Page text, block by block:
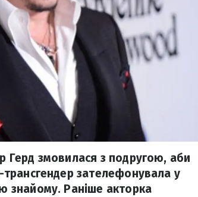
Герд змовилася з подругою, аби
трансгендер зателефонувала у
знайому. Раніше акторка